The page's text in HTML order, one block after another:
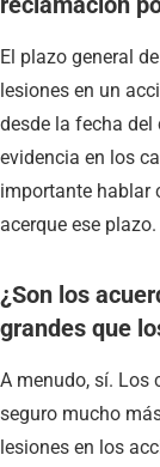
El plazo general
lesiones en un
desde la fecha del
evidencia en los
importante hablar
acerque ese plazo.
¿Son los
grandes que
A menudo, sí. Los
seguro mucho
lesiones en los